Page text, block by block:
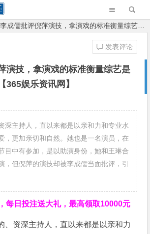
李成儒批评倪萍演技，拿演戏的标准衡量综艺是否有点过呢？【365娱乐资讯网】
演技，拿演戏的标准衡量综艺是
365娱乐资讯网】
发表评论
深主持人，直以来都是以亲和力和专业水
，更加亲切和自然。她也是一名演员，在
目中有参加，是以助演身份，她和王琳合
，但倪萍的演技却被李成儒当面批评，引
每日投注送大礼，最高领取10000元
、资深主持人，直以来都是以亲和力